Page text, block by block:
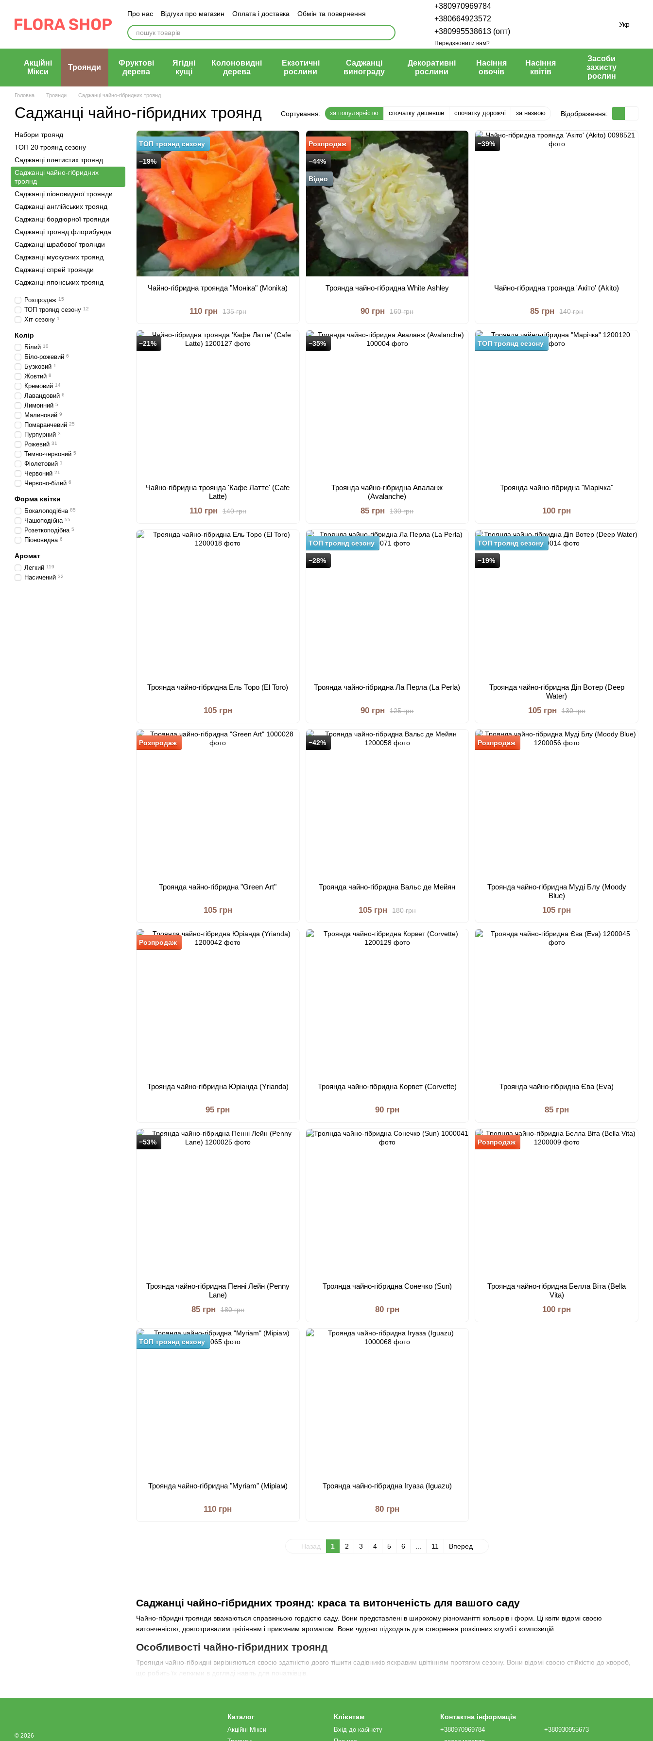
Про нас Відгуки про магазин Оплата і доставка
Обмін та повернення
Блог магазину
Публічний договір (оферта)
+380970969784
+380664923572
+380995538613 (опт)
Передзвонити вам?
Укр
Акційні
Мікси
Троянди
Фруктові
дерева
Ягідні
кущі
Колоновидні
дерева
Екзотичні
рослини
Саджанці
винограду
Декоративні
рослини
Насіння
овочів
Насіння
квітів
Засоби
захисту
рослин
Головна Троянди Саджанці чайно-гібридних троянд
Саджанці чайно-гібридних троянд Сортування: за популярністю спочатку дешевше спочатку дорожчі за назвою Відображення:
Саджанці чайно-гібридних троянд: краса та витонченість для вашого саду
Чайно-гібридні троянди вважаються справжньою гордістю саду. Вони представлені в широкому різноманітті кольорів і форм. Ці квіти відомі своєю
витонченістю, довготривалим цвітінням і приємним ароматом. Вони чудово підходять для створення розкішних клумб і композицій.
Особливості чайно-гібридних троянд
Троянди чайно-гібридні вирізняються своєю здатністю довго тішити садівників яскравим цвітінням протягом сезону. Вони відомі своєю стійкістю до хвороб,
що робить їх легкими в догляді навіть для початківців.
Peace – один з найвідоміших сортів, з великими кремово-жовтими квітами, що переходять у ніжно-рожевий колір.
ТОП троянд сезону
−19%
Чайно-гібридна троянда "Моніка" (Monika)
135 грн
110 грн
Розпродаж
−44%
Відео
Троянда чайно-гібридна White Ashley
160 грн
90 грн
−39%
Чайно-гібридна троянда 'Акіто' (Akito)
140 грн
85 грн
−21%
Чайно-гібридна троянда 'Кафе Латте' (Cafe
Latte)
140 грн
110 грн
−35%
Троянда чайно-гібридна Аваланж
(Avalanche)
130 грн
85 грн
ТОП троянд сезону
Троянда чайно-гібридна "Марічка"
100 грн
Троянда чайно-гібридна Ель Торо (El Toro)
105 грн
ТОП троянд сезону
−28%
Троянда чайно-гібридна Ла Перла (La Perla)
125 грн
90 грн
ТОП троянд сезону
−19%
Троянда чайно-гібридна Діп Вотер (Deep
Water)
130 грн
105 грн
Розпродаж
Троянда чайно-гібридна "Green Art"
105 грн
−42%
Троянда чайно-гібридна Вальс де Мейян
180 грн
105 грн
Розпродаж
Троянда чайно-гібридна Муді Блу (Moody
Blue)
105 грн
Розпродаж
Троянда чайно-гібридна Юріанда (Yrianda)
95 грн
Троянда чайно-гібридна Корвет (Corvette)
90 грн
Троянда чайно-гібридна Єва (Eva)
85 грн
−53%
Троянда чайно-гібридна Пенні Лейн (Penny
Lane)
180 грн
85 грн
Троянда чайно-гібридна Сонечко (Sun)
80 грн
Розпродаж
Троянда чайно-гібридна Белла Віта (Bella
Vita)
100 грн
ТОП троянд сезону
Троянда чайно-гібридна "Myriam" (Міріам)
110 грн
Троянда чайно-гібридна Ігуаза (Iguazu)
80 грн
Назад 1 2 3 4 5 6 11 Вперед
Набори троянд
ТОП 20 троянд сезону
Саджанці плетистих троянд
Саджанці чайно-гібридних
троянд
Саджанці піоновидної троянди
Саджанці англійських троянд
Саджанці бордюрної троянди
Саджанці троянд флорибунда
Саджанці шрабової троянди
Саджанці мускусних троянд
Саджанці спрей троянди
Саджанці японських троянд
Розпродаж 15
ТОП троянд сезону 12
Хіт сезону 1
Колір
Білий 10
Біло-рожевий 6
Бузковий 1
Жовтий 8
Кремовий 14
Лавандовий 6
Лимонний 5
Малиновий 9
Помаранчевий 25
Пурпурний 3
Рожевий 31
Темно-червоний 5
Фіолетовий 1
Червоний 21
Червоно-білий 6
Форма квітки
Бокалоподібна 85
Чашоподібна 55
Розеткоподібна 5
Піоновидна 6
Аромат
Легкий 119
Насичений 32
© 2026
Каталог
Акційні Мікси
Клієнтам
Вхід до кабінету
Контактна інформація
+380970969784
+380930955673